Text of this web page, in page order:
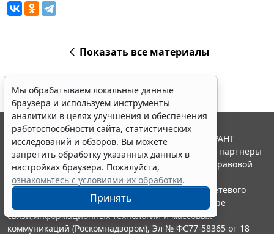
Показать все материалы
Мы обрабатываем локальные данные
браузера и используем инструменты
аналитики в целях улучшения и обеспечения
работоспособности сайта, статистических
исследований и обзоров. Вы можете
запретить обработку указанных данных в
настройках браузера. Пожалуйста,
ознакомьтесь с условиями их обработки.
Принять
© ООО "НПП "ГАРАНТ-СЕРВИС", 2026. Система ГАРАНТ
выпускается с 1990 года. Компания "Гарант" и ее партнеры
являются участниками Российской ассоциации правовой
информации ГАРАНТ.
Портал ГАРАНТ.РУ зарегистрирован в качестве сетевого
издания Федеральной службой по надзору в сфере
связи,информационных технологий и массовых
коммуникаций (Роскомнадзором), Эл № ФС77-58365 от 18